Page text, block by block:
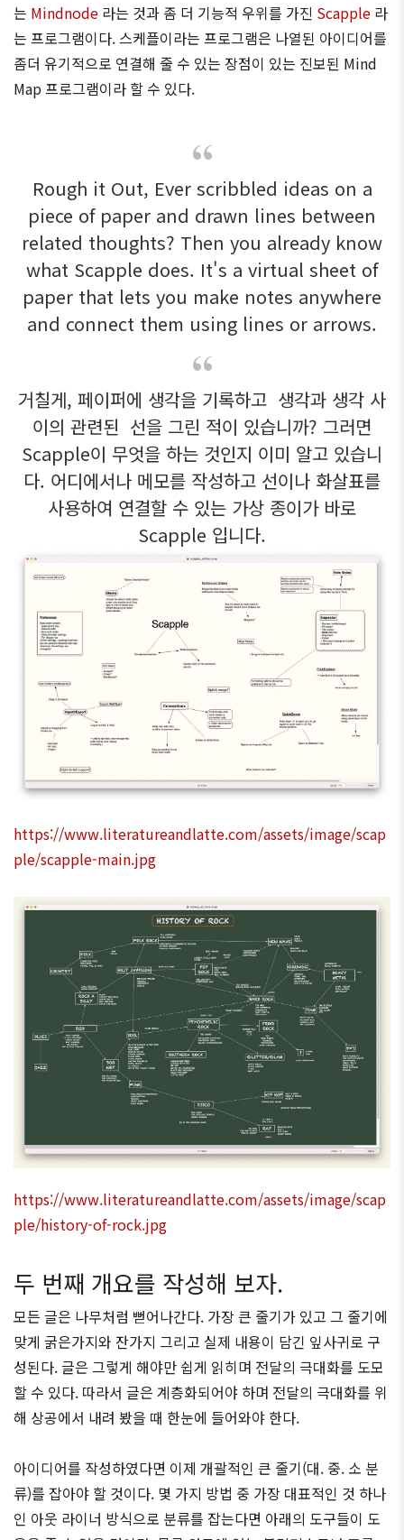
는 Mindnode 라는 것과 좀 더 기능적 우위를 가진 Scapple 라
는 프로그램이다. 스케플이라는 프로그램은 나열된 아이디어를
좀더 유기적으로 연결해 줄 수 있는 장점이 있는 진보된 Mind
Map 프로그램이라 할 수 있다.
Rough it Out, Ever scribbled ideas on a
piece of paper and drawn lines between
related thoughts? Then you already know
what Scapple does. It's a virtual sheet of
paper that lets you make notes anywhere
and connect them using lines or arrows.
거칠게, 페이퍼에 생각을 기록하고 생각과 생각 사
이의 관련된 선을 그린 적이 있습니까? 그러면
Scapple이 무엇을 하는 것인지 이미 알고 있습니
다. 어디에서나 메모를 작성하고 선이나 화살표를
사용하여 연결할 수 있는 가상 종이가 바로
Scapple 입니다.
https://www.literatureandlatte.com/assets/image/scap
ple/scapple-main.jpg
https://www.literatureandlatte.com/assets/image/scap
ple/history-of-rock.jpg
두 번째 개요를 작성해 보자.
모든 글은 나무처럼 뻗어나간다. 가장 큰 줄기가 있고 그 줄기에
맞게 굵은가지와 잔가지 그리고 실제 내용이 담긴 잎사귀로 구
성된다. 글은 그렇게 해야만 쉽게 읽히며 전달의 극대화를 도모
할 수 있다. 따라서 글은 계층화되어야 하며 전달의 극대화를 위
해 상공에서 내려 봤을 때 한눈에 들어와야 한다.
아이디어를 작성하였다면 이제 개괄적인 큰 줄기(대. 중. 소 분
류)를 잡아야 할 것이다. 몇 가지 방법 중 가장 대표적인 것 하나
인 아웃 라이너 방식으로 분류를 잡는다면 아래의 도구들이 도